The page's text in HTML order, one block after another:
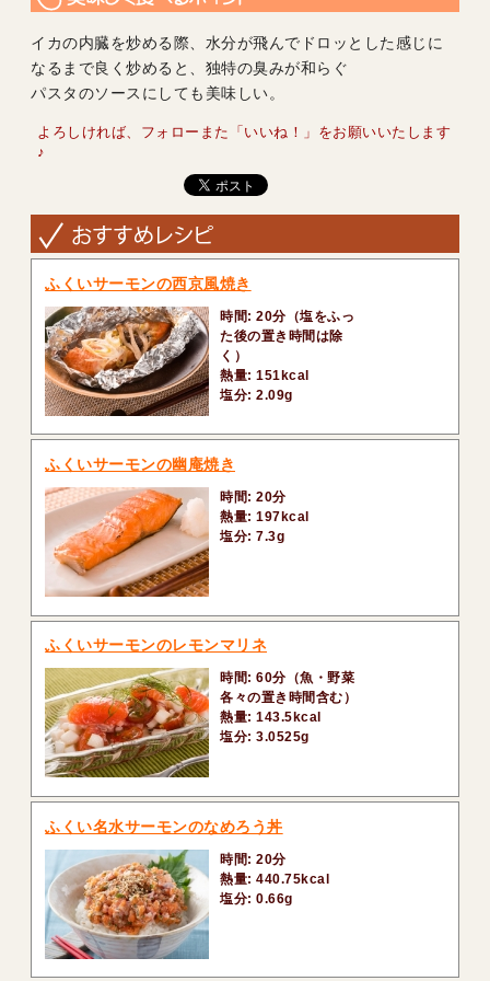
イカの内臓を炒める際、水分が飛んでドロッとした感じに
なるまで良く炒めると、独特の臭みが和らぐ
パスタのソースにしても美味しい。
よろしければ、フォローまた「いいね！」をお願いいたします
♪
ふくいサーモンの西京風焼き
時間: 20分（塩をふっ
た後の置き時間は除
く）
熱量: 151kcal
塩分: 2.09g
ふくいサーモンの幽庵焼き
時間: 20分
熱量: 197kcal
塩分: 7.3g
ふくいサーモンのレモンマリネ
時間: 60分（魚・野菜
各々の置き時間含む）
熱量: 143.5kcal
塩分: 3.0525g
ふくい名水サーモンのなめろう丼
時間: 20分
熱量: 440.75kcal
塩分: 0.66g